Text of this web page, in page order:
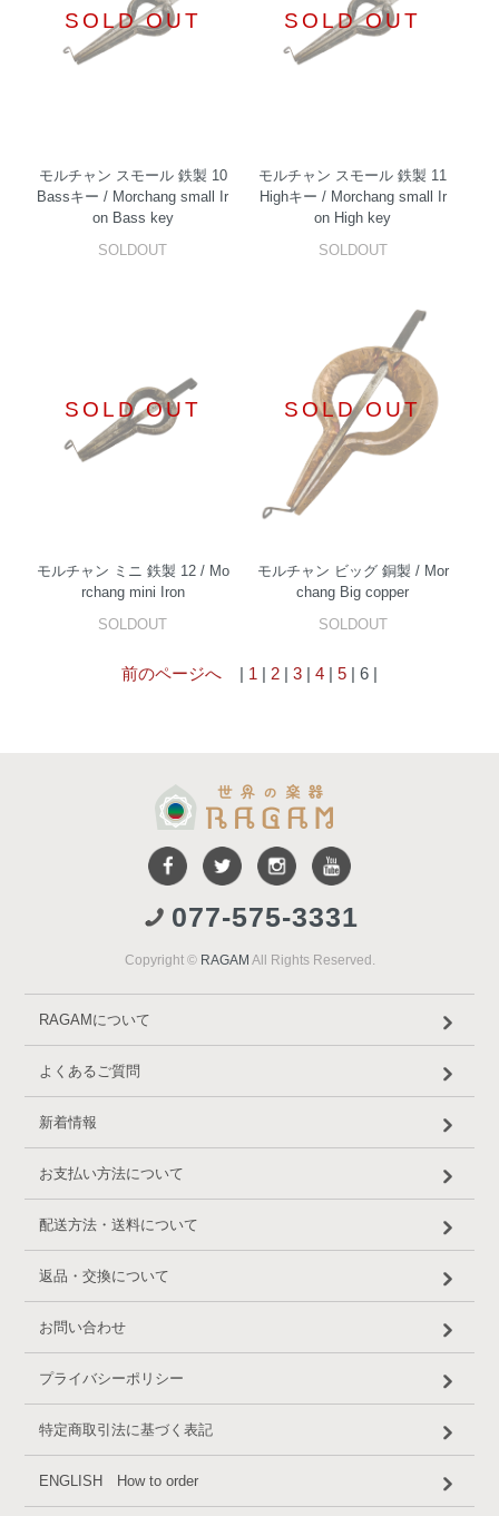
SOLD OUT
モルチャン スモール 鉄製 10
Bassキー / Morchang small Ir
on Bass key
SOLDOUT
SOLD OUT
モルチャン スモール 鉄製 11
Highキー / Morchang small Ir
on High key
SOLDOUT
SOLD OUT
モルチャン ミニ 鉄製 12 / Mo
rchang mini Iron
SOLDOUT
SOLD OUT
モルチャン ビッグ 銅製 / Mor
chang Big copper
SOLDOUT
前のページへ | 1 | 2 | 3 | 4 | 5 | 6 |
077-575-3331
Copyright © RAGAM All Rights Reserved.
RAGAMについて
よくあるご質問
新着情報
お支払い方法について
配送方法・送料について
返品・交換について
お問い合わせ
プライバシーポリシー
特定商取引法に基づく表記
ENGLISH How to order